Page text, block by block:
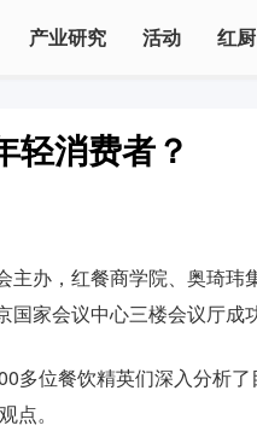
产业研究 活动 红厨
轻消费者？
主办，红餐商学院、奥琦玮
家会议中心三楼会议厅成
多位餐饮精英们深入分析
点。